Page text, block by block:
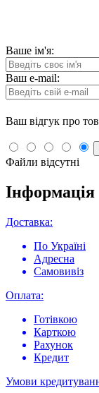
Ваше ім'я:
Ваш e-mail:
Ваш відгук про
Файли відсутні
Інформація
Доставка:
По Україні
Адресна
Самовивіз
Оплата:
Готівкою
Карткою
Рахунок
Кредит
Умови